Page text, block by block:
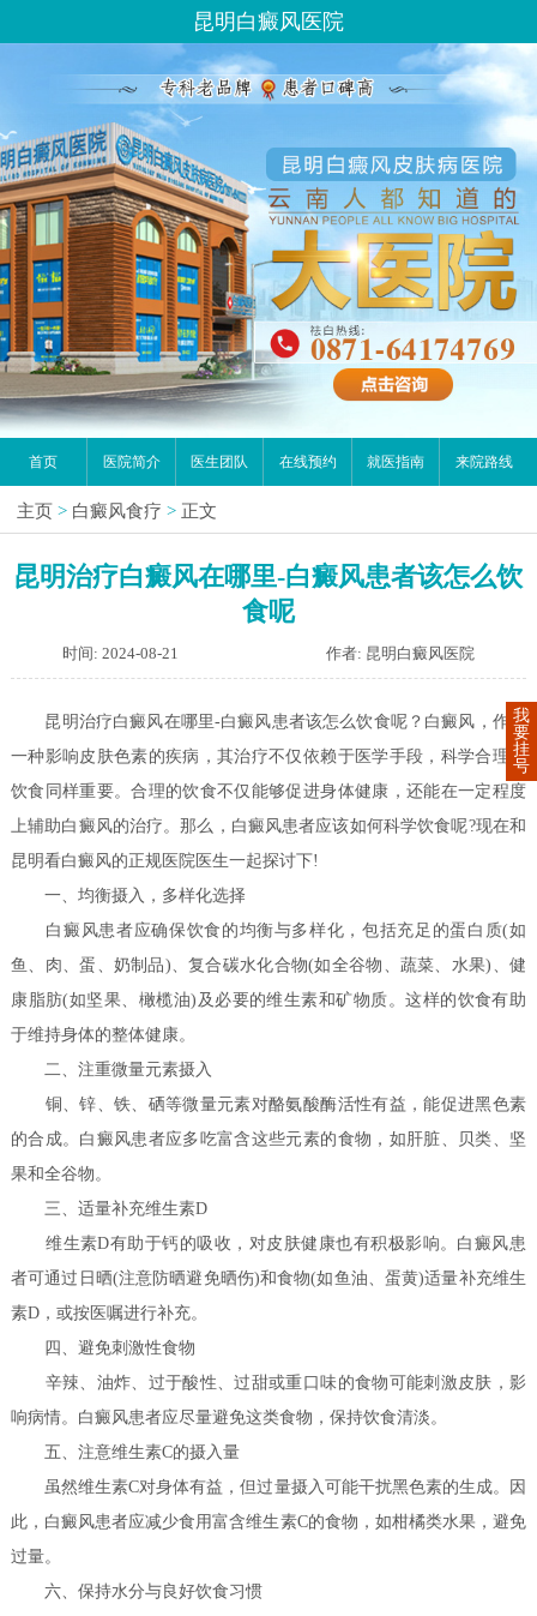
昆明白癜风医院
首页 医院简介 医生团队 在线预约 就医指南 来院路线
主页 > 白癜风食疗 > 正文
昆明治疗白癜风在哪里-白癜风患者该怎么饮
食呢
时间: 2024-08-21 作者: 昆明白癜风医院
昆明治疗白癜风在哪里-白癜风患者该怎么饮食呢？白癜风，作为
一种影响皮肤色素的疾病，其治疗不仅依赖于医学手段，科学合理的
饮食同样重要。合理的饮食不仅能够促进身体健康，还能在一定程度
上辅助白癜风的治疗。那么，白癜风患者应该如何科学饮食呢?现在和
昆明看白癜风的正规医院医生一起探讨下!
一、均衡摄入，多样化选择
白癜风患者应确保饮食的均衡与多样化，包括充足的蛋白质(如
鱼、肉、蛋、奶制品)、复合碳水化合物(如全谷物、蔬菜、水果)、健
康脂肪(如坚果、橄榄油)及必要的维生素和矿物质。这样的饮食有助
于维持身体的整体健康。
二、注重微量元素摄入
铜、锌、铁、硒等微量元素对酪氨酸酶活性有益，能促进黑色素
的合成。白癜风患者应多吃富含这些元素的食物，如肝脏、贝类、坚
果和全谷物。
三、适量补充维生素D
维生素D有助于钙的吸收，对皮肤健康也有积极影响。白癜风患
者可通过日晒(注意防晒避免晒伤)和食物(如鱼油、蛋黄)适量补充维生
素D，或按医嘱进行补充。
四、避免刺激性食物
辛辣、油炸、过于酸性、过甜或重口味的食物可能刺激皮肤，影
响病情。白癜风患者应尽量避免这类食物，保持饮食清淡。
五、注意维生素C的摄入量
虽然维生素C对身体有益，但过量摄入可能干扰黑色素的生成。因
此，白癜风患者应减少食用富含维生素C的食物，如柑橘类水果，避免
过量。
六、保持水分与良好饮食习惯
我
要
挂
号